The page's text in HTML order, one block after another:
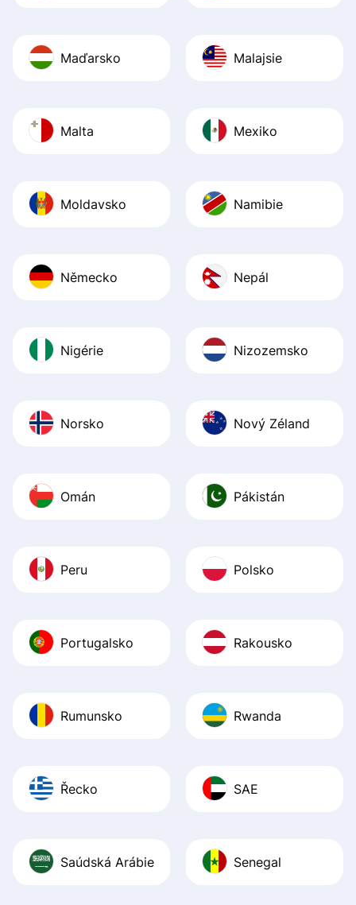
Maďarsko Malajsie
Malta Mexiko
Moldavsko Namibie
Německo Nepál
Nigérie Nizozemsko
Norsko Nový Zéland
Omán Pákistán
Peru Polsko
Portugalsko Rakousko
Rumunsko Rwanda
Řecko SAE
Saúdská Arábie Senegal